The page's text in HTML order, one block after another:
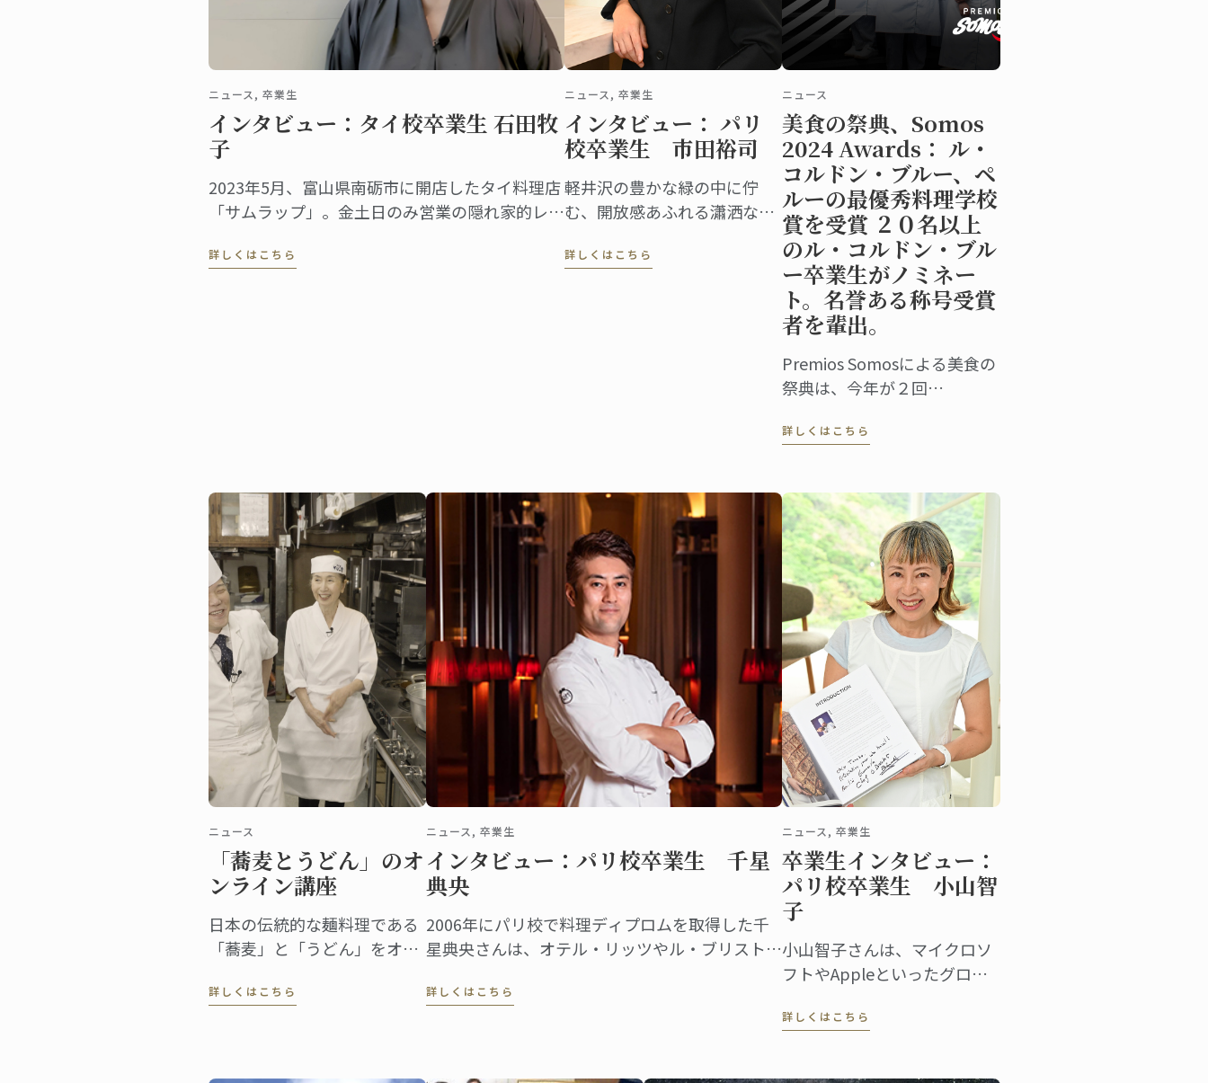
ニュース, 卒業生
インタビュー：タイ校卒業生 石田牧
子
2023年5月、富山県南砺市に開店したタイ料理店
「サムラップ」。金土日のみ営業の隠れ家的レス
る名店として既に評判、地元客はもちろん、遠く
詳しくはこちら
ニュース, 卒業生
インタビュー： パリ
校卒業生 市田裕司
軽井沢の豊かな緑の中に佇
む、開放感あふれる瀟洒な建
ースには宝石のように美しい
詳しくはこちら
ニュース
美食の祭典、Somos
2024 Awards： ル・
コルドン・ブルー、ペ
ルーの最優秀料理学校
賞を受賞 ２０名以上
のル・コルドン・ブル
ー卒業生がノミネー
ト。名誉ある称号受賞
者を輩出。
Premios Somosによる美食の
祭典は、今年が２回
の投票者数は、5万1千人に上
よび関連企業を称え４０部門
における受賞者・受賞団体を
発表。授賞式は、バランコに
あるペドロ・デ・オスマ博物
館で行われました。
詳しくはこちら
ニュース
「蕎麦とうどん」のオ
ンライン講座
日本の伝統的な麺料理である
「蕎麦」と「うどん」をオン
グラムをご紹介します。
詳しくはこちら
ニュース, 卒業生
インタビュー：パリ校卒業生 千星
典央
2006年にパリ校で料理ディプロムを取得した千
星典央さんは、オテル・リッツやル・ブリスト
で腕を磨き、韓国の高級リゾート、ヘビチホテル
詳しくはこちら
ニュース, 卒業生
卒業生インタビュー：
パリ校卒業生 小山智
子
小山智子さんは、マイクロソ
フトやAppleといったグロー
後、一念発起して渡仏。2023
詳しくはこちら